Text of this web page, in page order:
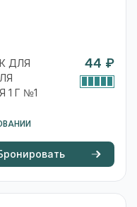
ДЛЯ
1 Г №1
44 ₽